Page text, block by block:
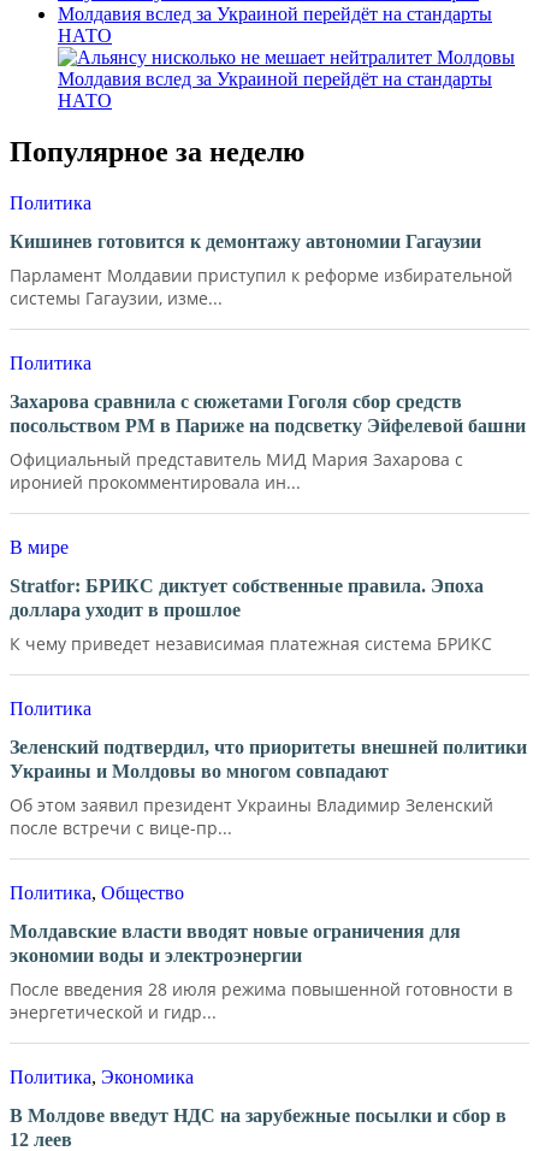
Молдавия вслед за Украиной перейдёт на стандарты
НАТО
Молдавия вслед за Украиной перейдёт на стандарты
НАТО
Популярное за неделю
Политика
Кишинев готовится к демонтажу автономии Гагаузии
Парламент Молдавии приступил к реформе избирательной
системы Гагаузии, изме...
Политика
Захарова сравнила с сюжетами Гоголя сбор средств
посольством РМ в Париже на подсветку Эйфелевой башни
Официальный представитель МИД Мария Захарова с
иронией прокомментировала ин...
В мире
Stratfor: БРИКС диктует собственные правила. Эпоха
доллара уходит в прошлое
К чему приведет независимая платежная система БРИКС
Политика
Зеленский подтвердил, что приоритеты внешней политики
Украины и Молдовы во многом совпадают
Об этом заявил президент Украины Владимир Зеленский
после встречи с вице-пр...
Политика, Общество
Молдавские власти вводят новые ограничения для
экономии воды и электроэнергии
После введения 28 июля режима повышенной готовности в
энергетической и гидр...
Политика, Экономика
В Молдове введут НДС на зарубежные посылки и сбор в
12 леев